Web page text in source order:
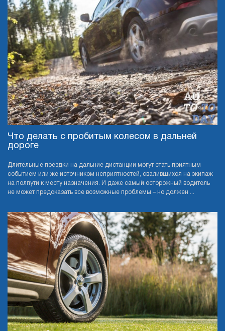
Что делать с пробитым колесом в дальней
дороге
Длительные поездки на дальние дистанции могут стать приятным
событием или же источником неприятностей, свалившихся на экипаж
на полпути к месту назначения. И даже самый осторожный водитель
не может предсказать все возможные проблемы – но должен ...